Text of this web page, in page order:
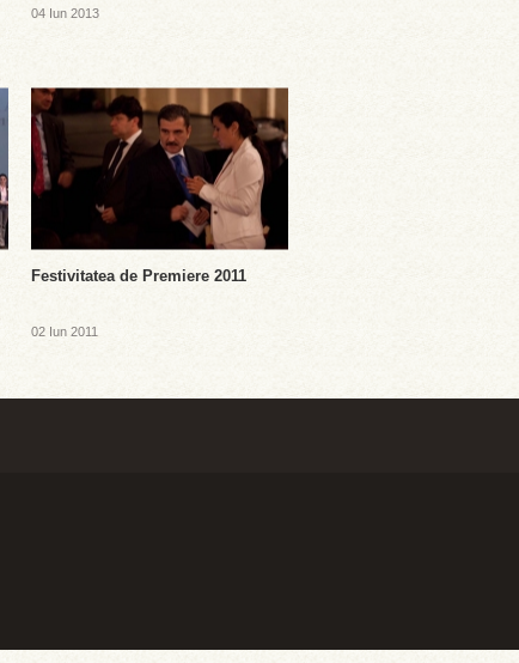
04 Iun 2013
Festivitatea de Premiere 2011
02 Iun 2011